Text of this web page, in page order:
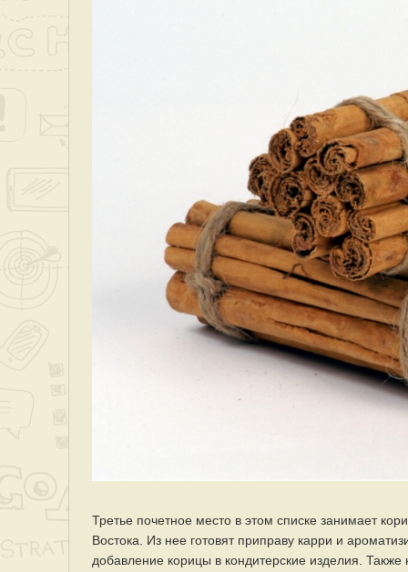
Третье почетное место в этом списке занимает
Востока. Из нее готовят приправу карри и
добавление корицы в кондитерские изделия.